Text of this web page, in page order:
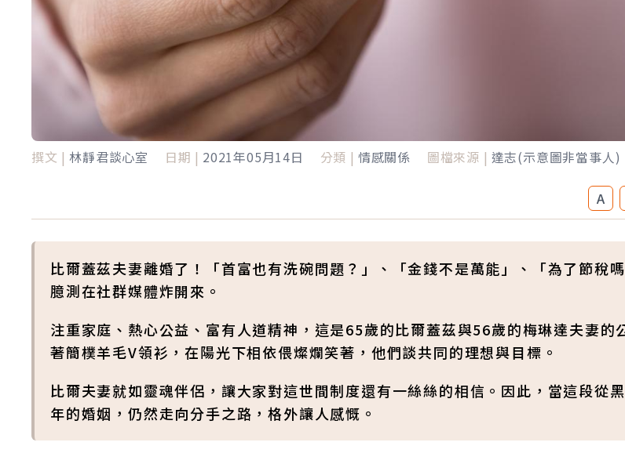
撰文 | 林靜君談心室 日期 | 2021年05月14日 分類 | 情感關係 圖檔來源 | 達志(示意圖非當事人)
A
比爾蓋茲夫妻離婚了！「首富也有洗碗問題？」、「金錢不是萬能」、「為了節稅
臆測在社群媒體炸開來。
注重家庭、熱心公益、富有人道精神，這是65歲的比爾蓋茲與56歲的梅琳達夫妻的
著簡樸羊毛V領衫，在陽光下相依偎燦爛笑著，他們談共同的理想與目標。
比爾夫妻就如靈魂伴侶，讓大家對這世間制度還有一絲絲的相信。因此，當這段從
年的婚姻，仍然走向分手之路，格外讓人感慨。